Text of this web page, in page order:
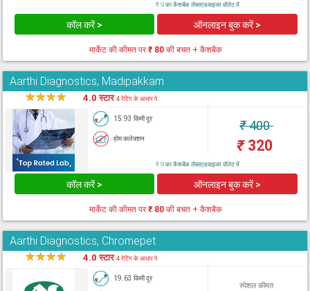
₹ 9 का कैशबैक लैब्सएडवाइजर वॉलेट में
कॉल करें > ऑनलाइन बुक करें >
मार्केट की कीमत पर₹ 80 की बचत + कैशबैक
Aarthi Diagnostics, Madipakkam
★★★★ 4.0 स्टार4 रेटिंग के आधार पे
15.93 किमी दूर
होम कलेक्शन
₹400
₹320
₹ 9 का कैशबैक लैब्सएडवाइजर वॉलेट में
कॉल करें > ऑनलाइन बुक करें >
मार्केट की कीमत पर₹ 80 की बचत + कैशबैक
Aarthi Diagnostics, Chromepet
★★★★ 4.0 स्टार4 रेटिंग के आधार पे
19.63 किमी दूर
स्पेशल कीमत